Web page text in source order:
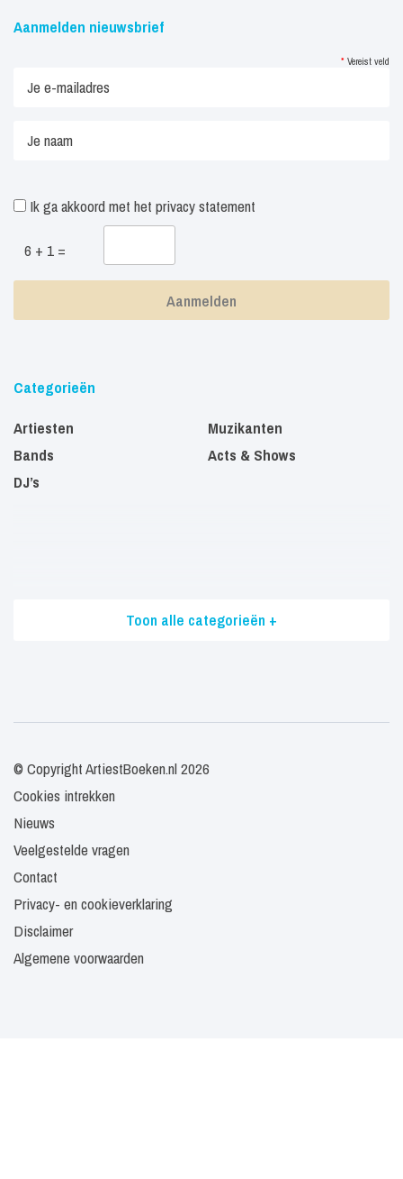
Aanmelden nieuwsbrief
* Vereist veld
Ik ga akkoord met het privacy statement
6 + 1 =
Categorieën
Artiesten
Bands
DJ’s
Muzikanten
Acts & Shows
Toon alle categorieën +
© Copyright ArtiestBoeken.nl 2026
Cookies intrekken
Nieuws
Veelgestelde vragen
Contact
Privacy- en cookieverklaring
Disclaimer
Algemene voorwaarden